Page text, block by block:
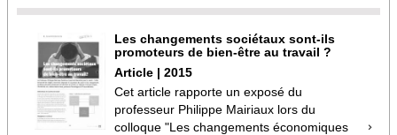
Les changements sociétaux sont-ils
promoteurs de bien-être au travail ?
Article | 2015
Cet article rapporte un exposé du
professeur Philippe Mairiaux lors du
colloque "Les changements économiques